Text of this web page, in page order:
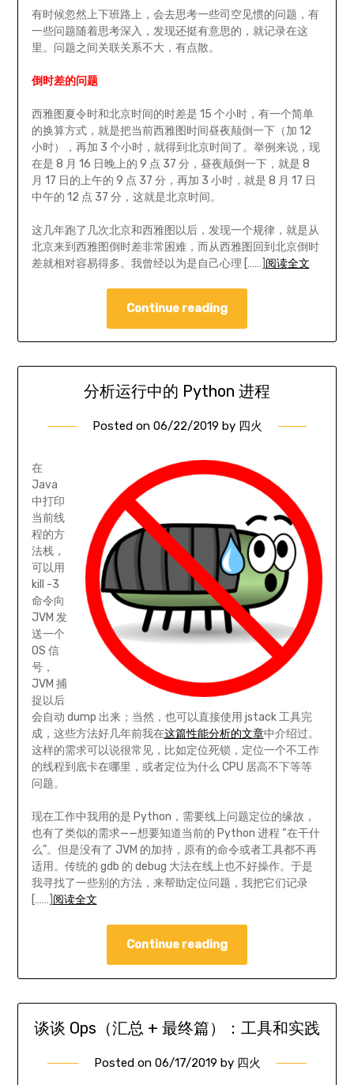
有时候忽然上下班路上，会去思考一些司空见惯的问题，有
一些问题随着思考深入，发现还挺有意思的，就记录在这
里。问题之间关联关系不大，有点散。
倒时差的问题
西雅图夏令时和北京时间的时差是 15 个小时，有一个简单
的换算方式，就是把当前西雅图时间昼夜颠倒一下（加 12
小时），再加 3 个小时，就得到北京时间了。举例来说，现
在是 8 月 16 日晚上的 9 点 37 分，昼夜颠倒一下，就是 8
月 17 日的上午的 9 点 37 分，再加 3 小时，就是 8 月 17 日
中午的 12 点 37 分，这就是北京时间。
这几年跑了几次北京和西雅图以后，发现一个规律，就是从
北京来到西雅图倒时差非常困难，而从西雅图回到北京倒时
差就相对容易得多。我曾经以为是自己心理 [……] 阅读全文
Continue reading
分析运行中的 Python 进程
Posted on 06/22/2019 by 四火
在
Java
中打印
当前线
程的方
法栈，
可以用
kill -3
命令向
JVM 发
送一个
OS 信
号，
JVM 捕
捉以后
会自动 dump 出来；当然，也可以直接使用 jstack 工具完
成，这些方法好几年前我在这篇性能分析的文章中介绍过。
这样的需求可以说很常见，比如定位死锁，定位一个不工作
的线程到底卡在哪里，或者定位为什么 CPU 居高不下等等
问题。
现在工作中我用的是 Python，需要线上问题定位的缘故，
也有了类似的需求——想要知道当前的 Python 进程 “在干什
么”。但是没有了 JVM 的加持，原有的命令或者工具都不再
适用。传统的 gdb 的 debug 大法在线上也不好操作。于是
我寻找了一些别的方法，来帮助定位问题，我把它们记录
[……] 阅读全文
Continue reading
谈谈 Ops（汇总 + 最终篇）：工具和实践
Posted on 06/17/2019 by 四火